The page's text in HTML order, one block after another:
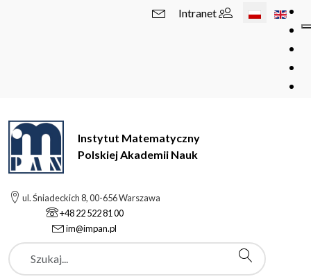
Wybierz swój
Intranet
Instytut Matematyczny
Polskiej Akademii Nauk
ul. Śniadeckich 8, 00-656 Warszawa
+48 22 522 81 00
im@impan.pl
Szukaj